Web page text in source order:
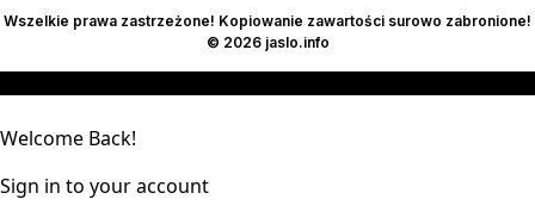
Wszelkie prawa zastrzeżone! Kopiowanie zawartości surowo zabronione!
© 2026 jaslo.info
Welcome Back!
Sign in to your account